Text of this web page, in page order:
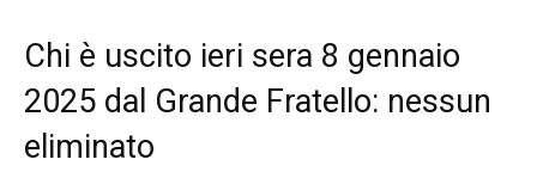
Chi è uscito ieri sera 8 gennaio
2025 dal Grande Fratello: nessun
eliminato